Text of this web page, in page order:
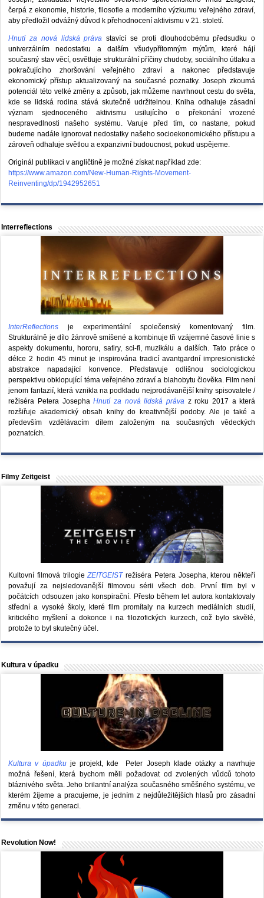
čerpá z ekonomie, historie, filosofie a moderního výzkumu veřejného zdraví,
aby předložil odvážný důvod k přehodnocení aktivismu v 21. století.
Hnutí za nová lidská práva stavící se proti dlouhodobému předsudku o
univerzálním nedostatku a dalším všudypřítomným mýtům, které hájí
současný stav věcí, osvětluje strukturální příčiny chudoby, sociálního útlaku a
pokračujícího zhoršování veřejného zdraví a nakonec představuje
ekonomický přístup aktualizovaný na současné poznatky. Joseph zkoumá
potenciál této velké změny a způsob, jak můžeme navrhnout cestu do světa,
kde se lidská rodina stává skutečně udržitelnou. Kniha odhaluje zásadní
význam sjednoceného aktivismu usilujícího o překonání vrozené
nespravedlnosti našeho systému. Varuje před tím, co nastane, pokud
budeme nadále ignorovat nedostatky našeho socioekonomického přístupu a
zároveň odhaluje světlou a expanzivní budoucnost, pokud uspějeme.
Originál publikaci v angličtině je možné získat například zde:
https://www.amazon.com/New-Human-Rights-Movement-
Reinventing/dp/1942952651
Interreflections
InterReflections je experimentální společenský komentovaný film.
Strukturálně je dílo žánrově smíšené a kombinuje tři vzájemné časové linie s
aspekty dokumentu, hororu, satiry, sci-fi, muzikálu a dalších. Tato práce o
délce 2 hodin 45 minut je inspirována tradicí avantgardní impresionistické
abstrakce napadající konvence. Představuje odlišnou sociologickou
perspektivu obklopující téma veřejného zdraví a blahobytu člověka. Film není
jenom fantazií, která vznikla na podkladu nejprodávanější knihy spisovatele /
režiséra Petera JosephaHnutí za nová lidská právaz roku 2017 a která
rozšiřuje akademický obsah knihy do kreativnější podoby. Ale je také a
především vzdělávacím dílem založeným na současných vědeckých
poznatcích.
Filmy Zeitgeist
Kultovní filmová trilogieZEITGEISTrežiséra Petera Josepha, kterou někteří
považují za nejsledovanější filmovou sérii všech dob. První film byl v
počátcích odsouzen jako konspirační. Přesto během let autora kontaktovaly
střední a vysoké školy, které film promítaly na kurzech mediálních studií,
kritického myšlení a dokonce i na filozofických kurzech, což bylo skvělé,
protože to byl skutečný účel.
Kultura v úpadku
Kultura v úpadkuje projekt, kde Peter Joseph klade otázky a navrhuje
možná řešení, která bychom měli požadovat od zvolených vůdců tohoto
bláznivého světa. Jeho brilantní analýza současného směšného systému, ve
kterém žíjeme a pracujeme, je jedním z nejdůležitějších hlasů pro zásadní
změnu v této generaci.
Revolution Now!